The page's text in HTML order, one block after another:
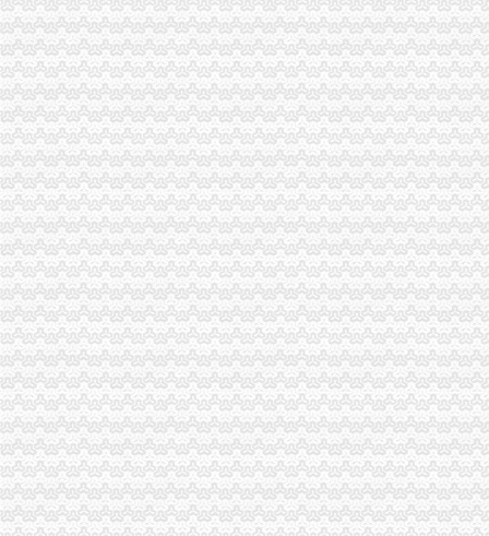
沈代帐公司、沈代帐会计、沈代账公司、沈代账会计【今日推